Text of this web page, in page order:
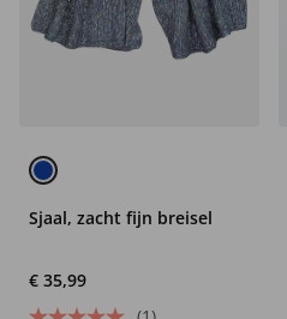
Sjaal, zacht fijn breisel
€ 35,99